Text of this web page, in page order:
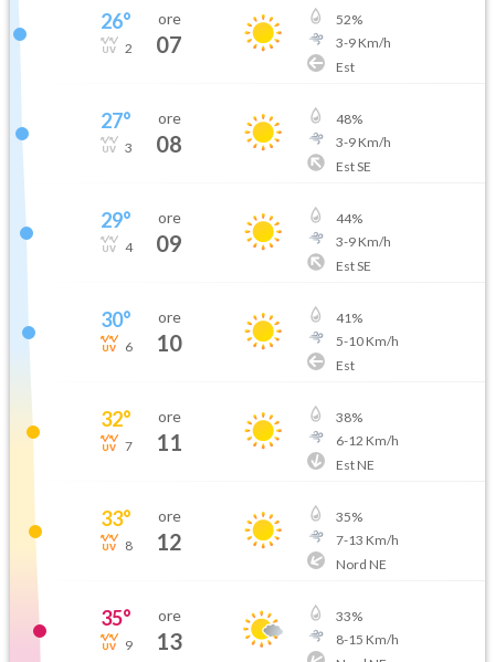
26°
2
ore
07
52%
3-9Km/h
Est
27°
3
ore
08
48%
3-9Km/h
Est SE
29°
4
ore
09
44%
3-9Km/h
Est SE
30°
6
ore
10
41%
5-10Km/h
Est
32°
7
ore
11
38%
6-12 Km/h
Est NE
33°
8
ore
12
35%
7-13 Km/h
Nord NE
35°
9
ore
13
33%
8-15 Km/h